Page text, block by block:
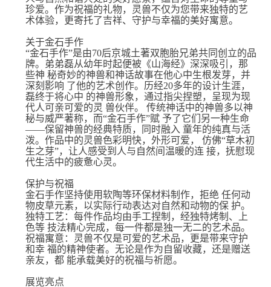
珍爱。作为祝福的礼物，灵兽不仅为您带来独特的艺
术体验，更寄托了吉祥、守护与幸福的美好寓意。
关于⾦⽯⼿作
“⾦⽯⼿作”是由70后京城⼟著双胞胎兄弟共同创⽴的品
牌。弟弟磊从幼年时起便被《⼭海经》深深吸引，那
些神 秘奇妙的神兽和神话故事在他⼼中⽣根发芽，并
深刻影响 了他的艺术创作。历经20多年的设计⽣涯，
磊终于将⼼中 的神兽形象，通过指尖捏塑，呈现为现
代⼈可亲可爱的灵 兽伙伴。 传统神话中的神兽多以神
秘与威严著称，⽽“⾦⽯⼿作”赋 予了它们另⼀种⽣命
——保留神兽的经典特质，同时融⼊ 童年的纯真与活
泼。作品中的灵兽⾊彩明快，外形可爱， 仿佛“草⽊初
⽣之芽”，让⼈感受到⼈与⾃然间温暖的连 接，抚慰现
代⽣活中的疲惫⼼灵。
保护与祝福
⾦⽯⼿作坚持使⽤软陶等环保材料制作，拒绝 任何动
物⽪草元素，以实际⾏动表达对⾃然和动物的保 护。
独特⼯艺：每件作品均由⼿⼯捏制，经独特烤制、上
⾊等 技法精⼼完成，每⼀件都是独⼀⽆⼆的艺术品。
祝福寓意：灵兽不仅是可爱的艺术品，更是带来守护
和幸 福的精神使者。⽆论是作为⾃留收藏，还是赠送
亲友，都 能承载美好的祝福与祈愿。
展览亮点